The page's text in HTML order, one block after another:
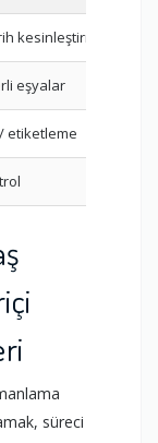
kesinleştirme
eşyalar
etiketleme
süreci